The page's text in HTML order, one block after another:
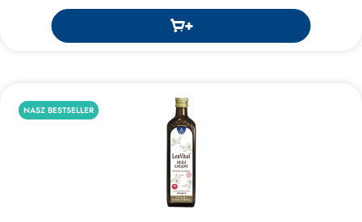
NASZ BESTSELLER